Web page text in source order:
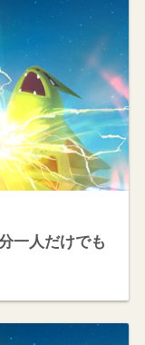
一人だけでも